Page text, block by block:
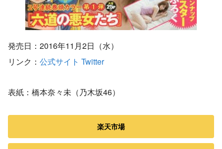
発売日：2016年11月2日（水）
リンク： 公式サイト Twitter
表紙：橋本奈々未（乃木坂46）
楽天市場